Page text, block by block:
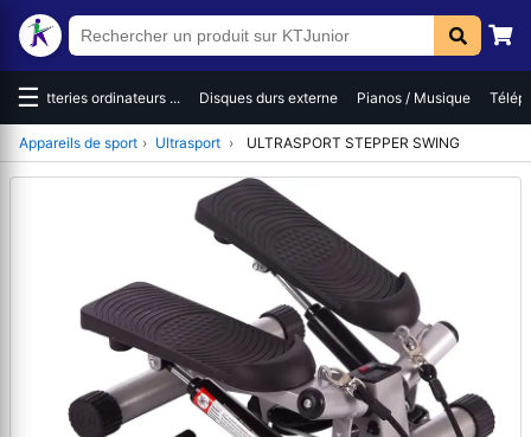
☰Batteries ordinateurs ... Disques durs externe Pianos / Musique
Appareils de sport › Ultrasport › ULTRASPORT STEPPER SWING